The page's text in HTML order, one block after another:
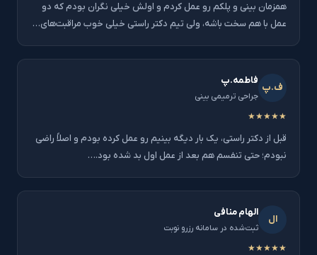
همزمان بینی و پلکم رو عمل کردم و اولش خیلی نگران بودم که دو
عمل با هم سخت باشه، ولی تیم دکتر راستی خیلی خوب مراقبت‌های…
ف.پ
فاطمه.پ
جراحی ترمیمی بینی
★★★★★
قبل از دکتر راستی، یک بار دیگه بینیم رو عمل کرده بودم و اصلاً راضی
نبودم؛ حتی تنفسم هم بعد از عمل اول بد شده بود.…
ال
الهام منافی
ثبت‌شده در سامانه رزرو نوبت
★★★★★